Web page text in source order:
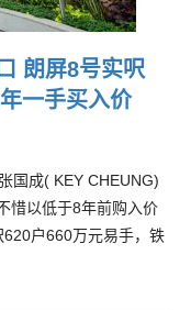
朗屏8号实呎
一手买入价
国成( KEY CHEUNG)
惜以低于8年前购入价
户660万元易手，铁